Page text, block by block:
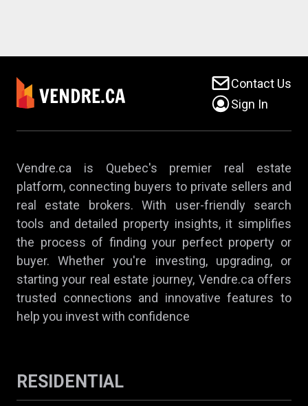
Contact Us
Sign In
Vendre.ca is Quebec's premier real estate
platform, connecting buyers to private sellers and
real estate brokers. With user-friendly search
tools and detailed property insights, it simplifies
the process of finding your perfect property or
buyer. Whether you're investing, upgrading, or
starting your real estate journey, Vendre.ca offers
trusted connections and innovative features to
help you invest with confidence
RESIDENTIAL